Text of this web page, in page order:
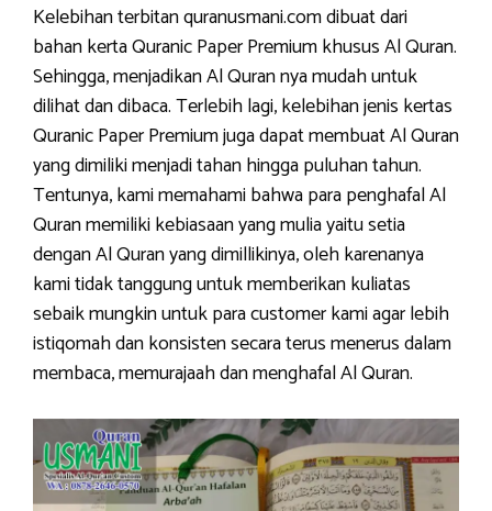
Kelebihan terbitan quranusmani.com dibuat dari
bahan kerta Quranic Paper Premium khusus Al Quran.
Sehingga, menjadikan Al Quran nya mudah untuk
dilihat dan dibaca. Terlebih lagi, kelebihan jenis kertas
Quranic Paper Premium juga dapat membuat Al Quran
yang dimiliki menjadi tahan hingga puluhan tahun.
Tentunya, kami memahami bahwa para penghafal Al
Quran memiliki kebiasaan yang mulia yaitu setia
dengan Al Quran yang dimillikinya, oleh karenanya
kami tidak tanggung untuk memberikan kuliatas
sebaik mungkin untuk para customer kami agar lebih
istiqomah dan konsisten secara terus menerus dalam
membaca, memurajaah dan menghafal Al Quran.